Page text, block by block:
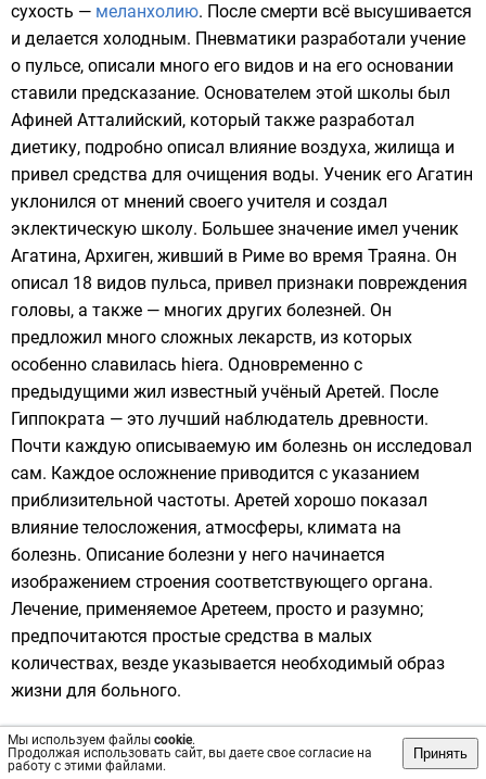
Мы используем файлы cookie.
Продолжая использовать сайт, вы даете свое согласие на
работу с этими файлами.
Принять
сухость — меланхолию. После смерти всё высушивается
и делается холодным. Пневматики разработали учение
о пульсе, описали много его видов и на его основании
ставили предсказание. Основателем этой школы был
Афиней Атталийский, который также разработал
диетику, подробно описал влияние воздуха, жилища и
привел средства для очищения воды. Ученик его Агатин
уклонился от мнений своего учителя и создал
эклектическую школу. Большее значение имел ученик
Агатина, Архиген, живший в Риме во время Траяна. Он
описал 18 видов пульса, привел признаки повреждения
головы, а также — многих других болезней. Он
предложил много сложных лекарств, из которых
особенно славилась hiera. Одновременно с
предыдущими жил известный учёный Аретей. После
Гиппократа — это лучший наблюдатель древности.
Почти каждую описываемую им болезнь он исследовал
сам. Каждое осложнение приводится с указанием
приблизительной частоты. Аретей хорошо показал
влияние телосложения, атмосферы, климата на
болезнь. Описание болезни у него начинается
изображением строения соответствующего органа.
Лечение, применяемое Аретеем, просто и разумно;
предпочитаются простые средства в малых
количествах, везде указывается необходимый образ
жизни для больного.
Гален
Наиболее известным